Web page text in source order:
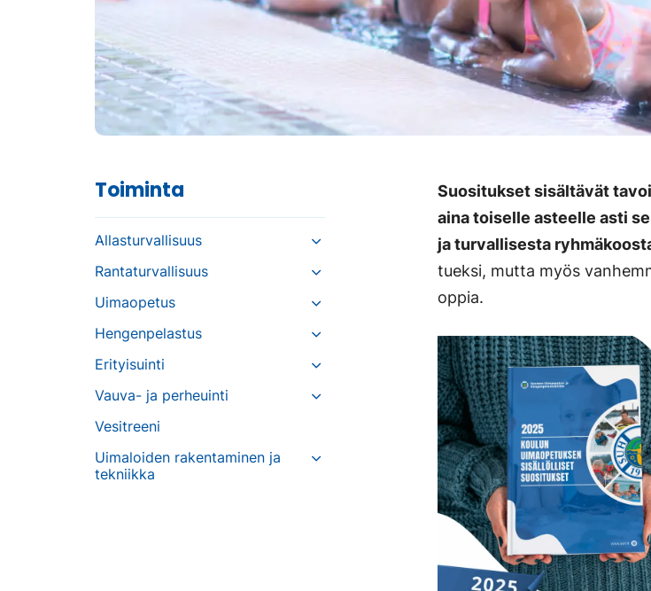
Toiminta
Allasturvallisuus
Rantaturvallisuus
Uimaopetus
Hengenpelastus
Erityisuinti
Vauva- ja perheuinti
Vesitreeni
Uimaloiden rakentaminen ja
tekniikka
Suositukset sisältävät
aina toiselle asteelle asti
ja turvallisesta
tueksi, mutta myös
oppia.